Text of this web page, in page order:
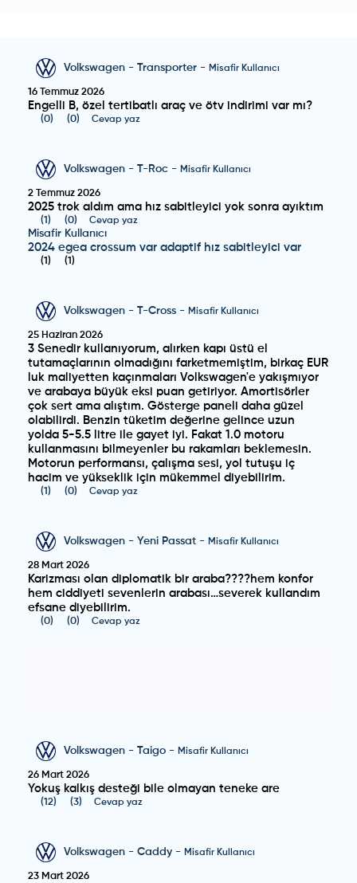
Volkswagen -Transporter - Misafir Kullanıcı
16 Temmuz 2026
Engelli B, özel tertibatlı araç ve ötv indirimi var mı?
(0) (0) Cevap yaz
Volkswagen -T-Roc - Misafir Kullanıcı
2 Temmuz 2026
2025 trok aldım ama hız sabitleyici yok sonra ayıktım
(1 ) (0) Cevap yaz
Misafir Kullanıcı
2024 egea crossum var adaptif hız sabitleyici var
(1 ) (1 )
Volkswagen -T-Cross - Misafir Kullanıcı
25 Haziran 2026
3 Senedir kullanıyorum, alırken kapı üstü el
tutamaçlarının olmadığını farketmemiştim, birkaç EUR
luk maliyetten kaçınmaları Volkswagen'e yakışmıyor
ve arabaya büyük eksi puan getiriyor. Amortisörler
çok sert ama alıştım. Gösterge paneli daha güzel
olabilirdi. Benzin tüketim değerine gelince uzun
yolda 5-5.5 litre ile gayet iyi. Fakat 1.0 motoru
kullanmasını bilmeyenler bu rakamları beklemesin.
Motorun performansı, çalışma sesi, yol tutuşu iç
hacim ve yükseklik için mükemmel diyebilirim.
(1 ) (0) Cevap yaz
Volkswagen -Yeni Passat - Misafir Kullanıcı
28 Mart 2026
Karizması olan diplomatik bir araba????hem konfor
hem ciddiyeti sevenlerin arabası…severek kullandım
efsane diyebilirim.
(0) (0) Cevap yaz
Volkswagen -Taigo - Misafir Kullanıcı
26 Mart 2026
Yokuş kalkış desteği bile olmayan teneke are
(12) (3) Cevap yaz
Volkswagen -Caddy - Misafir Kullanıcı
23 Mart 2026